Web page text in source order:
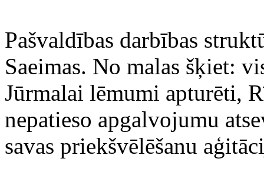
Pašvaldības darbības
Saeimas. No malas šķiet:
Jūrmalai lēmumi apturēti,
nepatieso apgalvojumu
savas priekšvēlēšanu